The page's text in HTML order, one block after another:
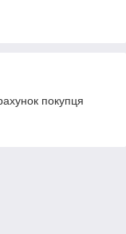
покупця